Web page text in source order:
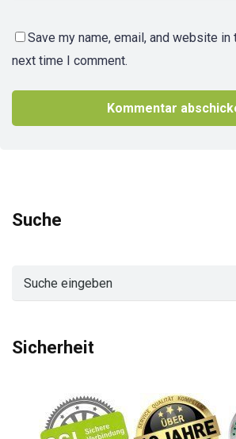
Save my name, email, and website
next time I comment.
Suche
Sicherheit